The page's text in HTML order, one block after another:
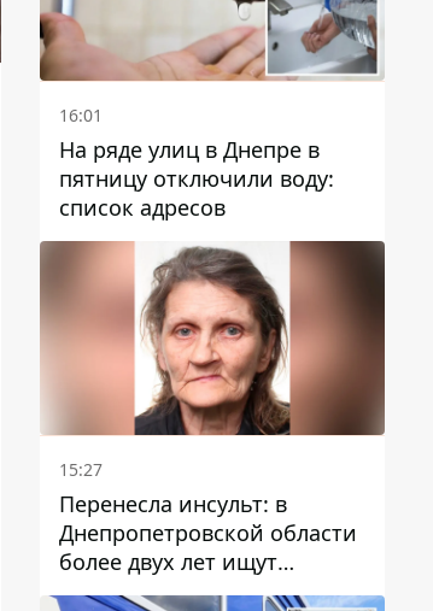
16:01
На ряде улиц в Днепре в
пятницу отключили воду:
список адресов
15:27
Перенесла инсульт: в
Днепропетровской области
более двух лет ищут
пропавшую женщину